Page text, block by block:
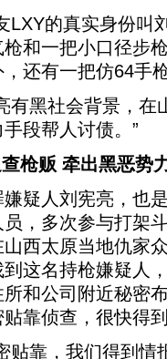
的真实身份叫
和一把小口径步
还有一把仿64手
黑社会背景，在
段帮人讨债。”
枪贩 牵出黑恶势
人刘宪亮，也
，多次参与打架
西太原当地仇家
这名持枪嫌疑人
和公司附近秘密
靠侦查，很快得
靠，我们得到情